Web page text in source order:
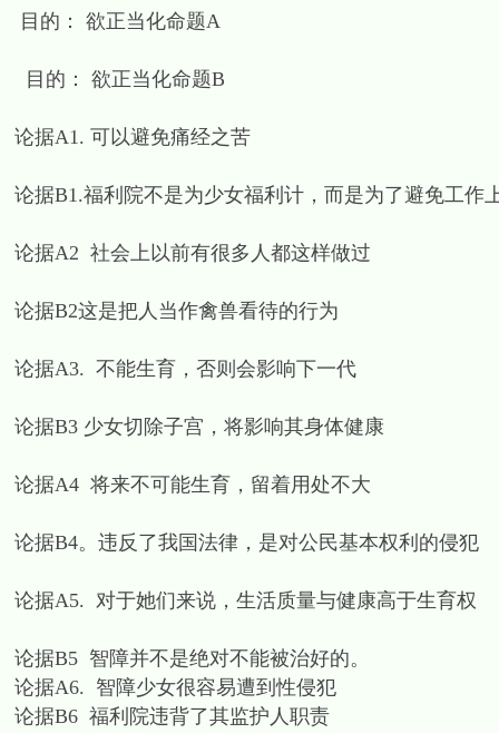
目的： 欲正当化命题A
目的： 欲正当化命题B
论据A1. 可以避免痛经之苦
论据B1.福利院不是为少女福利计，而是为了避免工作
论据A2 社会上以前有很多人都这样做过
论据B2这是把人当作禽兽看待的行为
论据A3. 不能生育，否则会影响下一代
论据B3 少女切除子宫，将影响其身体健康
论据A4 将来不可能生育，留着用处不大
论据B4。违反了我国法律，是对公民基本权利的侵犯
论据A5. 对于她们来说，生活质量与健康高于生育权
论据B5 智障并不是绝对不能被治好的。
论据A6. 智障少女很容易遭到性侵犯
论据B6 福利院违背了其监护人职责